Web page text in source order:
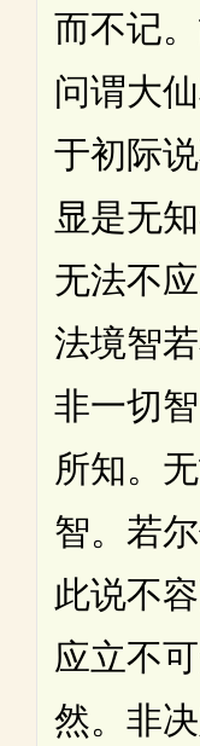
而不记
问谓大
于初际
显是无
无法不
法境智
非一切
所知。
智。若
此说不
应立不
然。非